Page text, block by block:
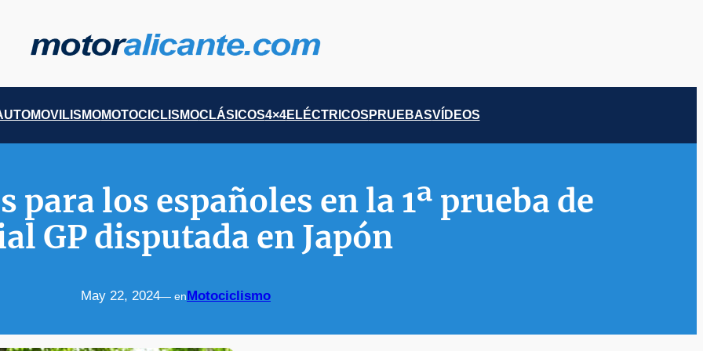
MOTOCICLISMOCLÁSICOS4×4ELÉCTRICOS PRUEBASVÍDEOS
para los españoles en la 1ª prueba de
GP disputada en Japón
May 22, 2024— enMotociclismo